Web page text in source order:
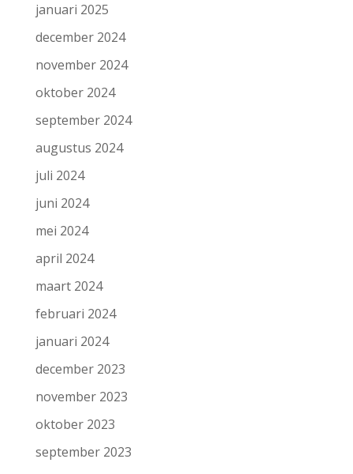
januari 2025
december 2024
november 2024
oktober 2024
september 2024
augustus 2024
juli 2024
juni 2024
mei 2024
april 2024
maart 2024
februari 2024
januari 2024
december 2023
november 2023
oktober 2023
september 2023